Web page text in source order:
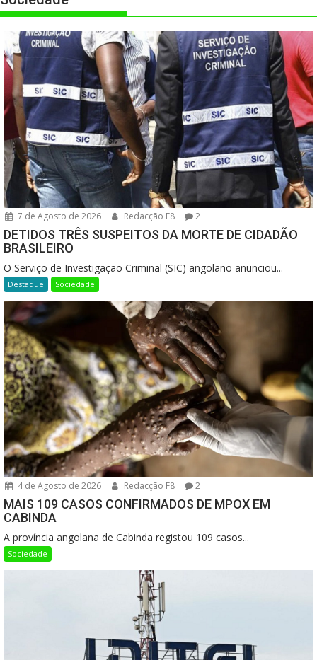
7 de Agosto de 2026 Redacção F8 2
DETIDOS TRÊS SUSPEITOS DA MORTE DE CIDADÃO
BRASILEIRO
O Serviço de Investigação Criminal (SIC) angolano anunciou...
Destaque Sociedade
4 de Agosto de 2026 Redacção F8 2
MAIS 109 CASOS CONFIRMADOS DE MPOX EM
CABINDA
A província angolana de Cabinda registou 109 casos...
Sociedade